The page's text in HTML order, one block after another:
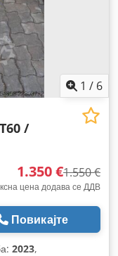
1 / 6
/
1.350 €1.550 €
цена додава се ДДВ
Повикајте
2023,